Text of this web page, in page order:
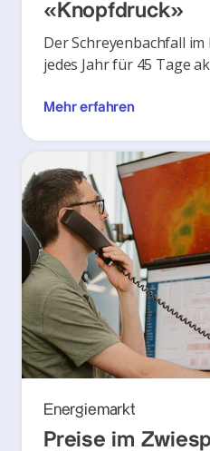
«Knopfdruck»
Der Schreyenbachfall
jedes Jahr für 45 Tage
Mehr erfahren
Energiemarkt
Preise im